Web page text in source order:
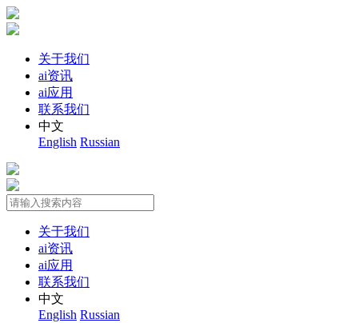
关于我们
ai资讯
ai应用
联系我们
中文
English Russian
关于我们
ai资讯
ai应用
联系我们
中文
English Russian